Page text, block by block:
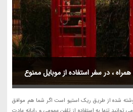
، در سفر استفاده از موبایل ممنوع
نوشته شده از طریق ریک استیو است اگر شما هم موافق